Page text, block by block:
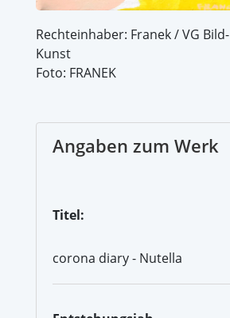
Rechteinhaber: Franek / VG Bild-
Kunst
Foto: FRANEK
Angaben zum Werk
Titel:
corona diary - Nutella